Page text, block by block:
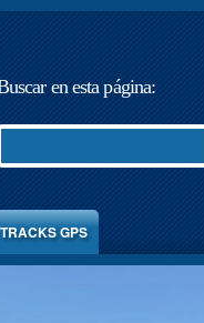
en esta página:
BUSCAR
TRACKS GPS